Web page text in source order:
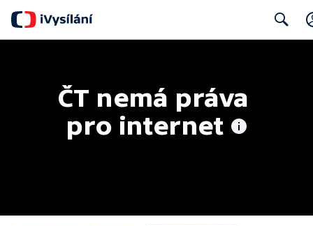
ČT nemá práva
pro internet